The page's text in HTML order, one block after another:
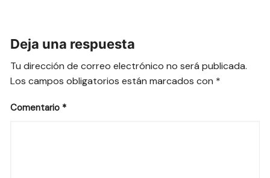
Deja una respuesta
Tu dirección de correo electrónico no será publicada.
Los campos obligatorios están marcados con *
Comentario *